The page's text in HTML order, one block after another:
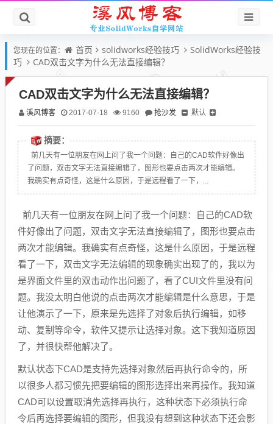
您现在的位置： 首页 solidworks经验技巧
SolidWorks经验技
巧
CAD双击文字为什么无法直接编辑？
CAD双击文字为什么无法直接编辑？
溪风博客 2017-07-18 9160 抢沙发 默认
摘要：
前几天有一位朋友在网上问了我一个问题：自己的CAD软件好像出
了问题，双击文字无法直接编辑了，图形也要点击两次才能编辑。
我确实有点奇怪，这是什么原因，于是远程看了一下，...
前几天有一位朋友在网上问了我一个问题：自己的CAD软
件好像出了问题，双击文字无法直接编辑了，图形也要点击
两次才能编辑。我确实有点奇怪，这是什么原因，于是远程
看了一下，双击文字无法编辑的现象确实出现了的，我以为
是界面文件里的双击动作出问题了，看了CUI文件里没有问
题。我没太明白他说的点击两次才能编辑是什么意思，于是
让他演示了一下，原来是先选择了对象后执行编辑，如移
动、复制等命令，软件又提示让选择对象。这下我知道原因
了，并很快帮他解决了。
默认状态下CAD是支持先选择对象然后再执行命令的，所
以很多人都习惯先把要编辑的图形选择出来再操作。我知道
CAD可以设置取消先选择再执行，这种状态下必须执行命
令后再选择要编辑的图形，但我没有想到这种状态下还会影